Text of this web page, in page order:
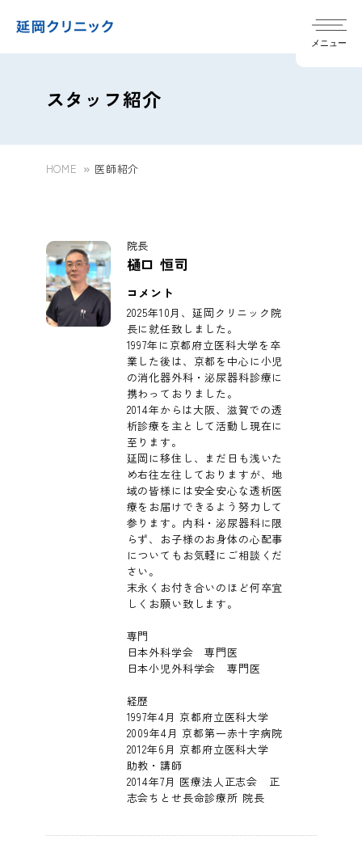
chevron_right クリニック概要
chevron_right 臨床研究に関するご案内
chevron_right 施設基準･加算点数について
chevron_right 当院の特徴
chevron_right 対応可能な透析治療
chevron_right 透析治療までの流れ
メニュー
スタッフ紹介
HOME 医師紹介
院長
樋󠄀口 恒司
コメント
2025年10月、延岡クリニック院
長に就任致しました。
1997年に京都府立医科大学を卒
業した後は、京都を中心に小児
の消化器外科・泌尿器科診療に
携わっておりました。
2014年からは大阪、滋賀での透
析診療を主として活動し現在に
至ります。
延岡に移住し、まだ日も浅いた
め右往左往しておりますが、地
域の皆様には安全安心な透析医
療をお届けできるよう努力して
参ります。内科・泌尿器科に限
らず、お子様のお身体の心配事
についてもお気軽にご相談くだ
さい。
末永くお付き合いのほど何卒宜
しくお願い致します。
専門
日本外科学会 専門医
日本小児外科学会 専門医
経歴
1997年4月 京都府立医科大学
2009年4月 京都第一赤十字病院
2012年6月 京都府立医科大学
助教・講師
2014年7月 医療法人正志会 正
志会ちとせ長命診療所 院長